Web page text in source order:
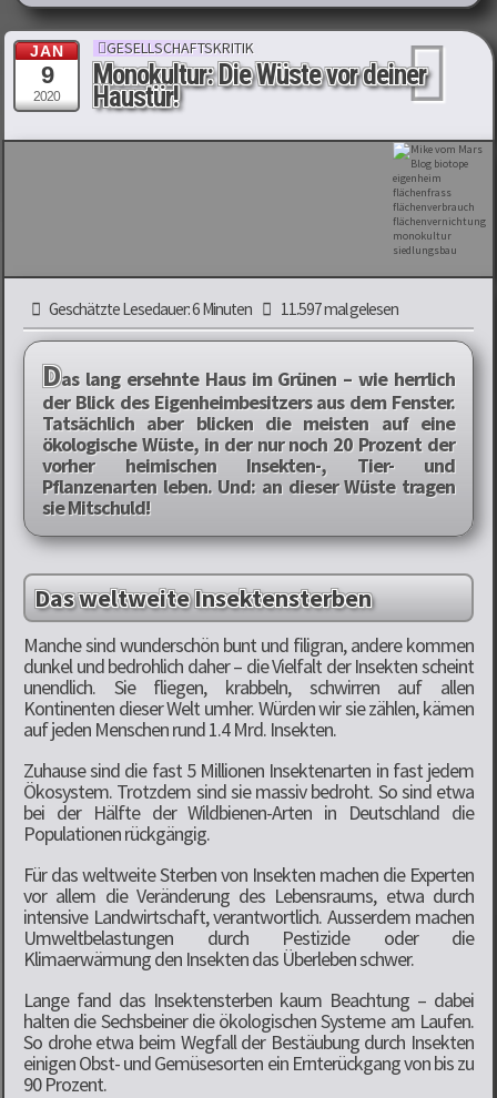
JAN
9
2020
GESELLSCHAFTSKRITIK
Monokultur: Die Wüste vor deiner
Haustür!
Geschätzte Lesedauer: 6 Minuten 11.597 mal gelesen
Das lang ersehnte Haus im Grünen – wie herrlich
der Blick des Eigenheimbesitzers aus dem Fenster.
Tatsächlich aber blicken die meisten auf eine
ökologische Wüste, in der nur noch 20 Prozent der
vorher heimischen Insekten-, Tier- und
Pflanzenarten leben. Und: an dieser Wüste tragen
sie Mitschuld!
Das weltweite Insektensterben
Manche sind wunderschön bunt und filigran, andere kommen
dunkel und bedrohlich daher – die Vielfalt der Insekten scheint
unendlich. Sie fliegen, krabbeln, schwirren auf allen
Kontinenten dieser Welt umher. Würden wir sie zählen, kämen
auf jeden Menschen rund 1.4 Mrd. Insekten.
Zuhause sind die fast 5 Millionen Insektenarten in fast jedem
Ökosystem. Trotzdem sind sie massiv bedroht. So sind etwa
bei der Hälfte der Wildbienen-Arten in Deutschland die
Populationen rückgängig.
Für das weltweite Sterben von Insekten machen die Experten
vor allem die Veränderung des Lebensraums, etwa durch
intensive Landwirtschaft, verantwortlich. Ausserdem machen
Umweltbelastungen durch Pestizide oder die
Klimaerwärmung den Insekten das Überleben schwer.
Lange fand das Insektensterben kaum Beachtung – dabei
halten die Sechsbeiner die ökologischen Systeme am Laufen.
So drohe etwa beim Wegfall der Bestäubung durch Insekten
einigen Obst- und Gemüsesorten ein Ernterückgang von bis zu
90 Prozent.